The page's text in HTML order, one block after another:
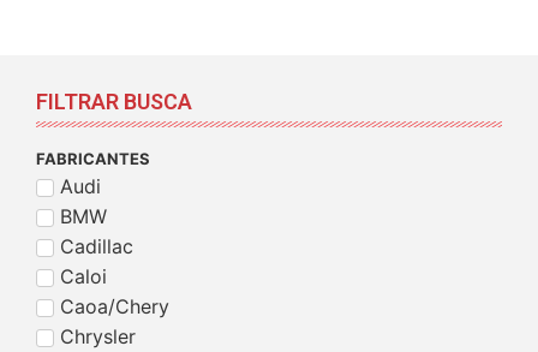
FILTRAR BUSCA
FABRICANTES
Audi
BMW
Cadillac
Caloi
Caoa/Chery
Chrysler